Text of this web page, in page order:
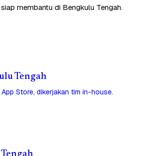
membantu di Bengkulu Tengah.
Tengah
Store, dikerjakan tim in-house.